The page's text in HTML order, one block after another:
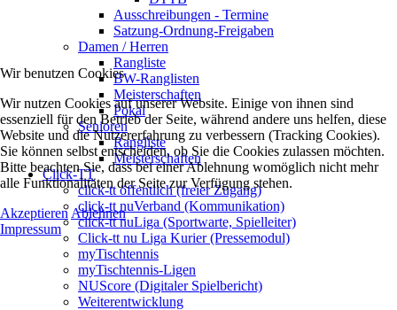
Ausschreibungen - Termine
Satzung-Ordnung-Freigaben
Damen / Herren
Rangliste
BW-Ranglisten
Meisterschaften
Pokal
Senioren
Rangliste
Meisterschaften
Click-TT
click-tt öffentlich (freier Zugang)
click-tt nuVerband (Kommunikation)
click-tt nuLiga (Sportwarte, Spielleiter)
Click-tt nu Liga Kurier (Pressemodul)
myTischtennis
myTischtennis-Ligen
NUScore (Digitaler Spielbericht)
Weiterentwicklung
Wir benutzen Cookies
Wir nutzen Cookies auf unserer Website. Einige von ihnen sind
essenziell für den Betrieb der Seite, während andere uns helfen, diese
Website und die Nutzererfahrung zu verbessern (Tracking Cookies).
Sie können selbst entscheiden, ob Sie die Cookies zulassen möchten.
Bitte beachten Sie, dass bei einer Ablehnung womöglich nicht mehr
alle Funktionalitäten der Seite zur Verfügung stehen.
Akzeptieren Ablehnen
Impressum